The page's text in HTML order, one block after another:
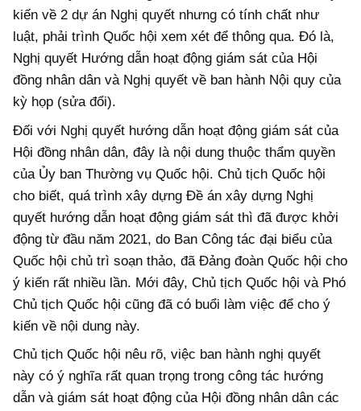
kiến về 2 dự án Nghị quyết nhưng có tính chất như
luật, phải trình Quốc hội xem xét để thông qua. Đó là,
Nghị quyết Hướng dẫn hoạt động giám sát của Hội
đồng nhân dân và Nghị quyết về ban hành Nội quy của
kỳ họp (sửa đổi).
Đối với Nghị quyết hướng dẫn hoạt động giám sát của
Hội đồng nhân dân, đây là nội dung thuộc thẩm quyền
của Ủy ban Thường vụ Quốc hội. Chủ tịch Quốc hội
cho biết, quá trình xây dựng Đề án xây dựng Nghị
quyết hướng dẫn hoạt động giám sát thì đã được khởi
động từ đầu năm 2021, do Ban Công tác đại biểu của
Quốc hội chủ trì soạn thảo, đã Đảng đoàn Quốc hội cho
ý kiến rất nhiều lần. Mới đây, Chủ tịch Quốc hội và Phó
Chủ tịch Quốc hội cũng đã có buổi làm việc để cho ý
kiến về nội dung này.
Chủ tịch Quốc hội nêu rõ, việc ban hành nghị quyết
này có ý nghĩa rất quan trọng trong công tác hướng
dẫn và giám sát hoạt động của Hội đồng nhân dân các